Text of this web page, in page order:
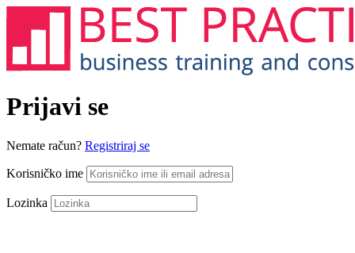
Prijavi se
Nemate račun? Registriraj se
Korisničko ime
Lozinka